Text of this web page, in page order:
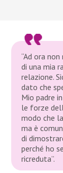
“Ad ora
di una mia
relazione.
dato che
Mio padre
le forze
modo che
ma è
di
perché ho
ricreduta”.